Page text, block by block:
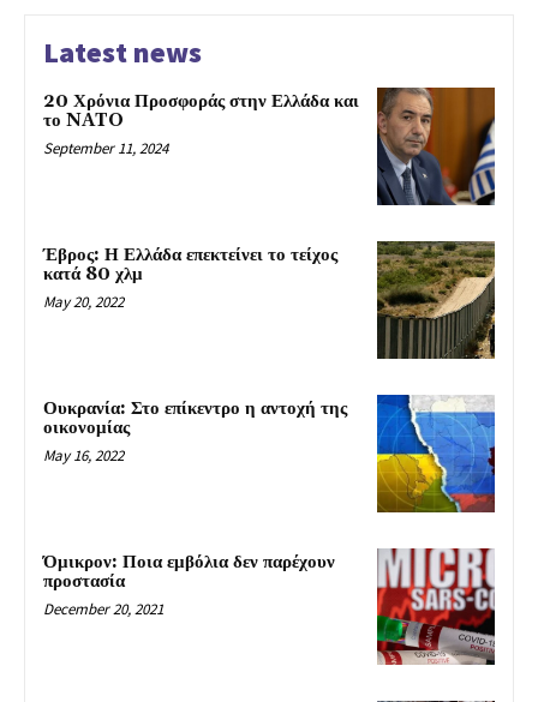
Latest news
20 Χρόνια Προσφοράς στην Ελλάδα και
το NATO
September 11, 2024
Έβρος: Η Ελλάδα επεκτείνει το τείχος
κατά 80 χλμ
May 20, 2022
Ουκρανία: Στο επίκεντρο η αντοχή της
οικονομίας
May 16, 2022
Όμικρον: Ποια εμβόλια δεν παρέχουν
προστασία
December 20, 2021